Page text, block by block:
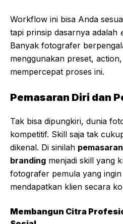
Workflow ini bisa Anda
tapi prinsip dasarnya adalah
Banyak fotografer
menggunakan preset,
mempercepat proses ini.
Pemasaran Diri dan
Tak bisa dipungkiri, dunia
kompetitif. Skill saja tak
dikenal. Di sinilah
branding menjadi skill yang
fotografer pemula yang
mendapatkan klien secara
Membangun Citra